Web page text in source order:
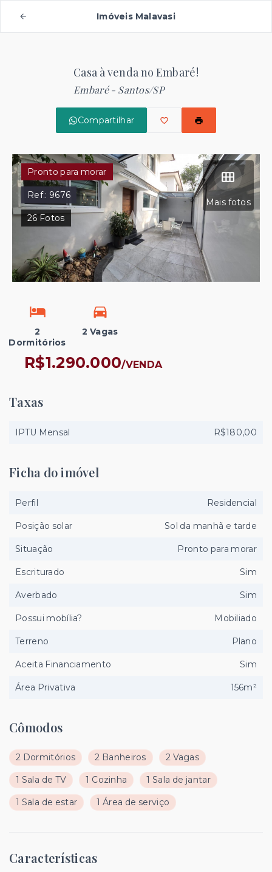
Imóveis Malavasi
Casa à venda no Embaré!
Embaré - Santos/SP
Compartilhar
Mais fotos
Pronto para morar
Ref.: 9676
26 Fotos
2
Dormitórios
2 Vagas
R$1.290.000/VENDA
Cômodos
2 Dormitórios 2 Banheiros 2 Vagas
1 Sala de TV 1 Cozinha 1 Sala de jantar
1 Sala de estar 1 Área de serviço
Características
Taxas
IPTU Mensal R$180,00
Ficha do imóvel
Perfil Residencial
Posição solar Sol da manhã e tarde
Situação Pronto para morar
Escriturado Sim
Averbado Sim
Possui mobília? Mobiliado
Terreno Plano
Aceita Financiamento Sim
Área Privativa 156m²